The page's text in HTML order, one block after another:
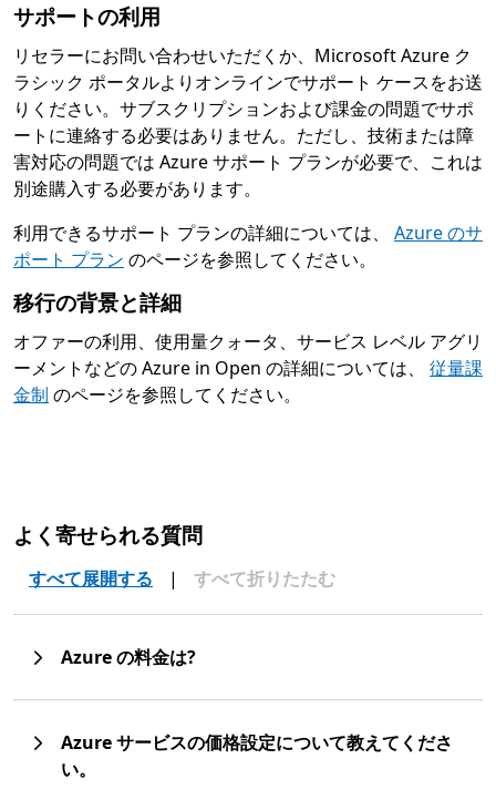
サポートの利用
リセラーにお問い合わせいただくか、Microsoft Azure ク
ラシック ポータルよりオンラインでサポート ケースをお送
りください。サブスクリプションおよび課金の問題でサポ
ートに連絡する必要はありません。ただし、技術または障
害対応の問題では Azure サポート プランが必要で、これは
別途購入する必要があります。
利用できるサポート プランの詳細については、 Azure のサ
ポート プラン のページを参照してください。
移行の背景と詳細
オファーの利用、使用量クォータ、サービス レベル アグリ
ーメントなどの Azure in Open の詳細については、 従量課
金制 のページを参照してください。
よく寄せられる質問
すべて展開する | すべて折りたたむ
Azure の料金は?
Azure サービスの価格設定について教えてくださ
い。